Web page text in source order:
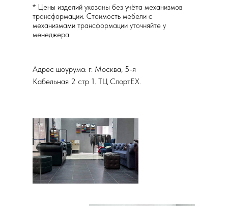
* Цены изделий указаны без учёта механизмов
трансформации. Стоимость мебели с
механизмами трансформации уточняйте у
менеджера.
Адрес шоурума: г. Москва, 5-я
Кабельная 2 стр 1. ТЦ СпортЕХ.